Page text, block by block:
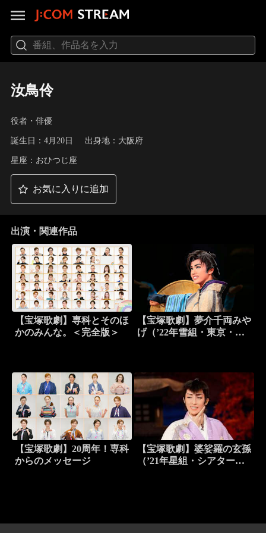
汝鳥伶
役者・俳優
誕生日：4月20日 出身地：大阪府
星座：おひつじ座
お気に入りに追加
出演・関連作品
【宝塚歌劇】専科とそのほ
かのみんな。＜完全版＞
【宝塚歌劇】夢介千両みや
げ（’22年雪組・東京・千
【宝塚歌劇】20周年！専科
からのメッセージ
【宝塚歌劇】婆娑羅の玄孫
（’21年星組・シアター・